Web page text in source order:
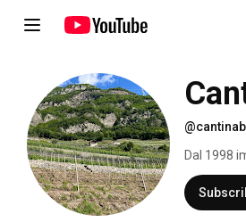
Dal 1998